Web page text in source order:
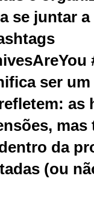
se juntar
ser
as
mas
da
(ou